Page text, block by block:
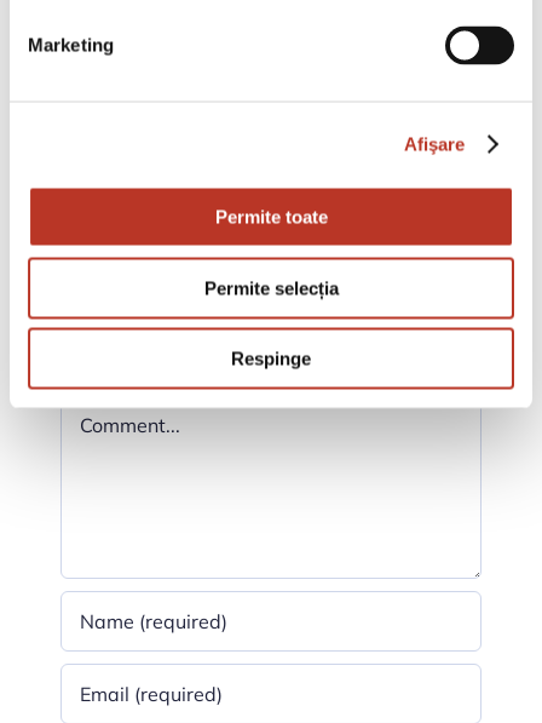
Marketing
Afişare
Permite toate
Permite selecția
Respinge
sollicitudin massa. Cras metus. Sed aliquet
Leave A Comment
Comment